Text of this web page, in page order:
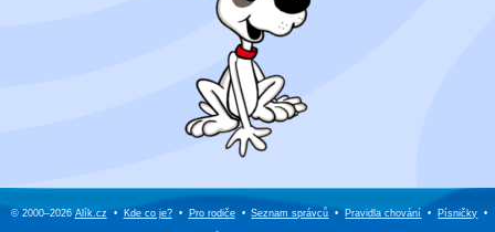
© 2000–2026Alík.cz • Kde co je? • Pro rodiče • Seznam správců • Pravidla chování • Písničky •